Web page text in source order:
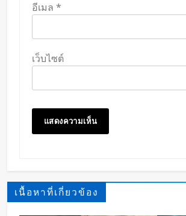
อีเมล *
เว็บไซต์
เนื้อหาที่เกี่ยวข้อง